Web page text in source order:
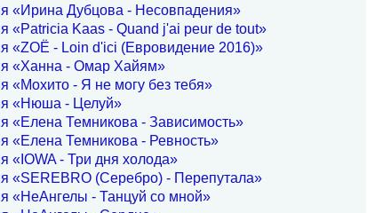
«Ирина Дубцова - Несовпадения»
«Patricia Kaas - Quand j'ai peur de tout»
«ZOË - Loin d'ici (Евровидение 2016)»
«Ханна - Омар Хайям»
«Мохито - Я не могу без тебя»
«Нюша - Целуй»
«Елена Темникова - Зависимость»
«Елена Темникова - Ревность»
«IOWA - Три дня холода»
«SEREBRO (Серебро) - Перепутала»
«НеАнгелы - Танцуй со мной»